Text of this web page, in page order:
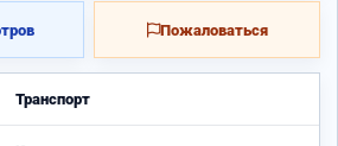
Пожаловаться
Транспорт